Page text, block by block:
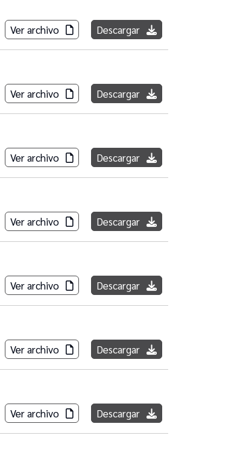
Ver archivo Descargar
Ver archivo Descargar
Ver archivo Descargar
Ver archivo Descargar
Ver archivo Descargar
Ver archivo Descargar
Ver archivo Descargar